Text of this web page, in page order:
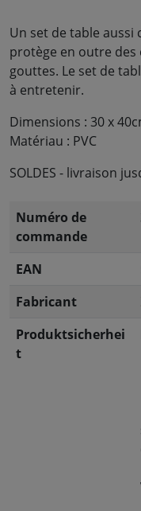
Un set de table aussi
protège en outre des
gouttes. Le set de
à entretenir.
Dimensions : 30 x
Matériau : PVC
SOLDES - livraison
Numéro de
commande
EAN
Fabricant
Produktsicherhei
t